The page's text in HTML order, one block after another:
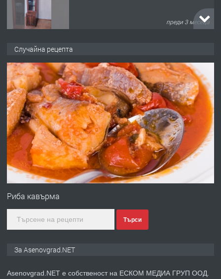
преди 3 месеца
преди 10 месеца
ПРЕДЛАГА
Професионална броячна машина -
със сертификат от ЕЦБ
преди 1 година
ПРЕДЛАГА
Професионална зеленчукорезачка
Случайна рецепта
Риба кавърма
Търси
За Asenovgrad.NET
Asenovgrad.NET е собственост на ЕСКОМ МЕДИА ГРУП ООД.